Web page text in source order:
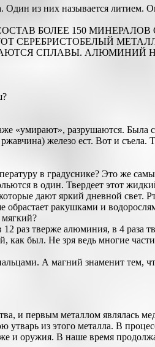
из них называется литием.
БОЛЕЕ 150
СЕРЕБРИСТОБЕЛЫЙ
СПЛАВЫ. АЛЮМИНИЙ
«умирают», разрушаются.
железо ест. Вот и съела.
в градуснике? Это же
в один. Твердеет этот
дают яркий дневной свет.
обрастает ракушками и
раз тверже алюминия, в 4 раза
как был. Не зря ведь многие
А магний знаменит тем,
и первым металлом являлась
из этого металла. В
и оружия. В наше время